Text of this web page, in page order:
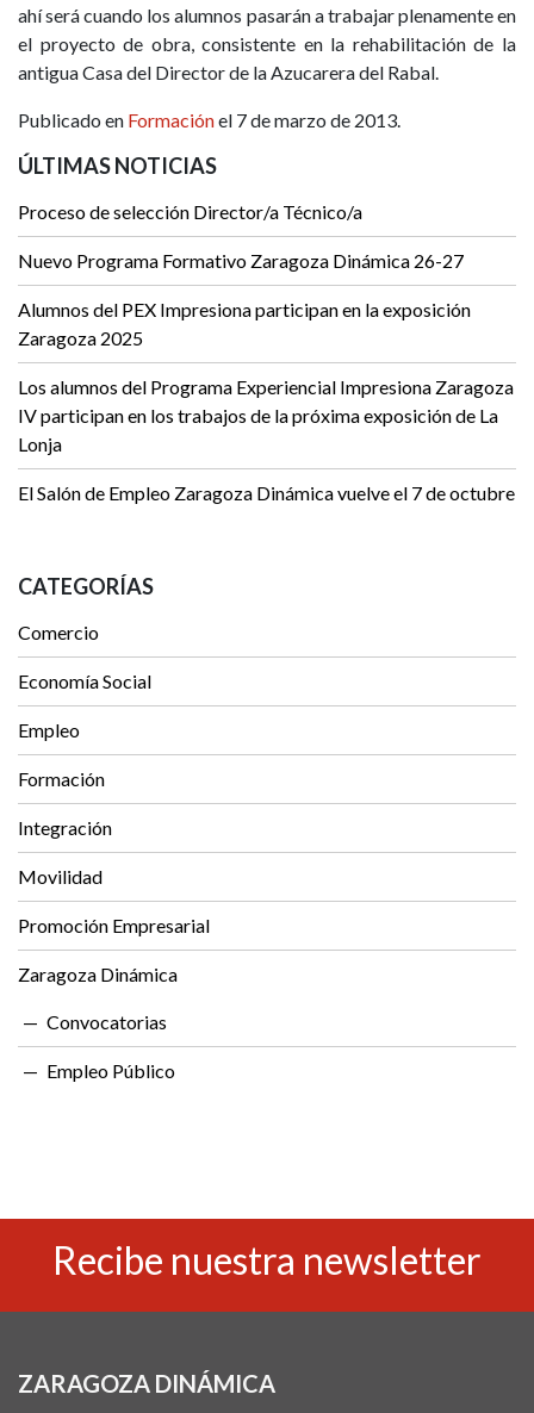
ahí será cuando los alumnos pasarán a trabajar plenamente en
el proyecto de obra, consistente en la rehabilitación de la
antigua Casa del Director de la Azucarera del Rabal.
Publicado en Formaciónel 7 de marzo de 2013.
ÚLTIMAS NOTICIAS
Proceso de selección Director/a Técnico/a
Nuevo Programa Formativo Zaragoza Dinámica 26-27
Alumnos del PEX Impresiona participan en la exposición
Zaragoza 2025
Los alumnos del Programa Experiencial Impresiona Zaragoza
IV participan en los trabajos de la próxima exposición de La
Lonja
El Salón de Empleo Zaragoza Dinámica vuelve el 7 de octubre
CATEGORÍAS
Comercio
Economía Social
Empleo
Formación
Integración
Movilidad
Promoción Empresarial
Zaragoza Dinámica
Convocatorias
Empleo Público
Recibe nuestra newsletter
ZARAGOZA DINÁMICA